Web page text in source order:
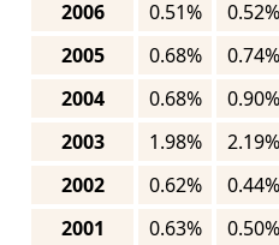
2006
0.51% 0.52%
2005
0.68% 0.74%
2004
0.68% 0.90%
2003
1.98% 2.19%
2002
0.62% 0.44%
2001
0.63% 0.50%